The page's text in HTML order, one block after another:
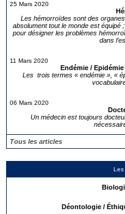
25 Mars 2020
Les hémorroïdes sont des
absolument tout le monde est équipé
pour désigner les problèmes
dans
11 Mars 2020
Endémie /
Les trois termes « endémie », «
06 Mars 2020
Un médecin est toujours
Tous les articles
Les
Déontologie /